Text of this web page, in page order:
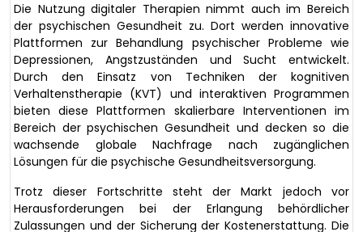
Die Nutzung digitaler Therapien nimmt auch im Bereich
der psychischen Gesundheit zu. Dort werden innovative
Plattformen zur Behandlung psychischer Probleme wie
Depressionen, Angstzuständen und Sucht entwickelt.
Durch den Einsatz von Techniken der kognitiven
Verhaltenstherapie (KVT) und interaktiven Programmen
bieten diese Plattformen skalierbare Interventionen im
Bereich der psychischen Gesundheit und decken so die
wachsende globale Nachfrage nach zugänglichen
Lösungen für die psychische Gesundheitsversorgung.
Trotz dieser Fortschritte steht der Markt jedoch vor
Herausforderungen bei der Erlangung behördlicher
Zulassungen und der Sicherung der Kostenerstattung. Die